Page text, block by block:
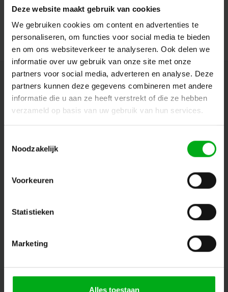
Deze website maakt gebruik van cookies
We gebruiken cookies om content en advertenties te
personaliseren, om functies voor social media te bieden
en om ons websiteverkeer te analyseren. Ook delen we
informatie over uw gebruik van onze site met onze
partners voor social media, adverteren en analyse. Deze
partners kunnen deze gegevens combineren met andere
informatie die u aan ze heeft verstrekt of die ze hebben
verzameld op basis van uw gebruik van hun services.
Noodzakelijk
Voorkeuren
Statistieken
Marketing
Alles toestaan
Direct leverbaar
Ontvang de laatste updates, nieuws en aanbiedingen via email
Mijn account